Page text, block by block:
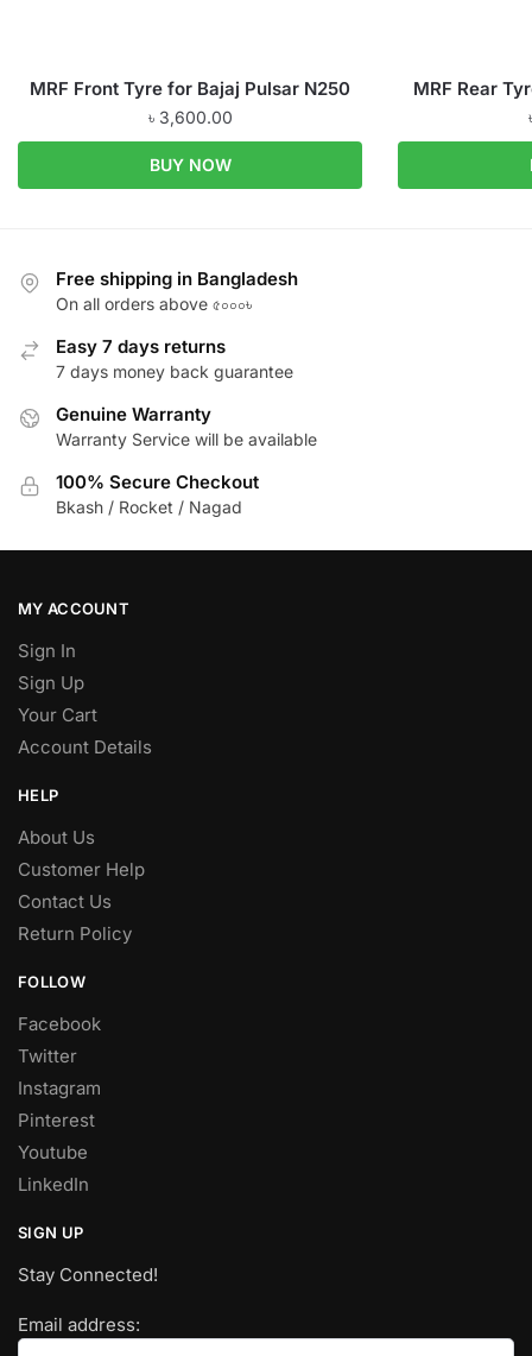
MRF Front Tyre for Bajaj Pulsar N250
৳ 3,600.00
BUY NOW
MRF Rear
Free shipping in Bangladesh
On all orders above ৫০০০৳
Easy 7 days returns
7 days money back guarantee
Genuine Warranty
Warranty Service will be available
100% Secure Checkout
Bkash / Rocket / Nagad
MY ACCOUNT
Sign In
Sign Up
Your Cart
Account Details
HELP
About Us
Customer Help
Contact Us
Return Policy
FOLLOW
Facebook
Twitter
Instagram
Pinterest
Youtube
LinkedIn
SIGN UP
Stay Connected!
Email address: